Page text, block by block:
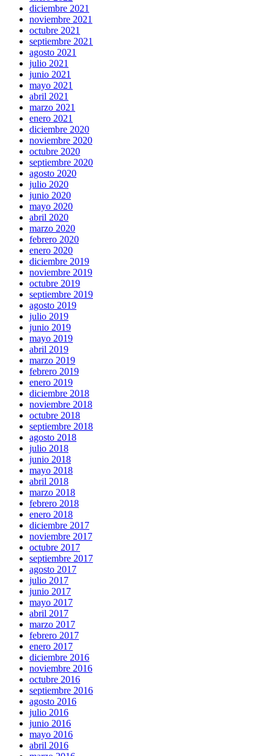
diciembre 2021
noviembre 2021
octubre 2021
septiembre 2021
agosto 2021
julio 2021
junio 2021
mayo 2021
abril 2021
marzo 2021
enero 2021
diciembre 2020
noviembre 2020
octubre 2020
septiembre 2020
agosto 2020
julio 2020
junio 2020
mayo 2020
abril 2020
marzo 2020
febrero 2020
enero 2020
diciembre 2019
noviembre 2019
octubre 2019
septiembre 2019
agosto 2019
julio 2019
junio 2019
mayo 2019
abril 2019
marzo 2019
febrero 2019
enero 2019
diciembre 2018
noviembre 2018
octubre 2018
septiembre 2018
agosto 2018
julio 2018
junio 2018
mayo 2018
abril 2018
marzo 2018
febrero 2018
enero 2018
diciembre 2017
noviembre 2017
octubre 2017
septiembre 2017
agosto 2017
julio 2017
junio 2017
mayo 2017
abril 2017
marzo 2017
febrero 2017
enero 2017
diciembre 2016
noviembre 2016
octubre 2016
septiembre 2016
agosto 2016
julio 2016
junio 2016
mayo 2016
abril 2016